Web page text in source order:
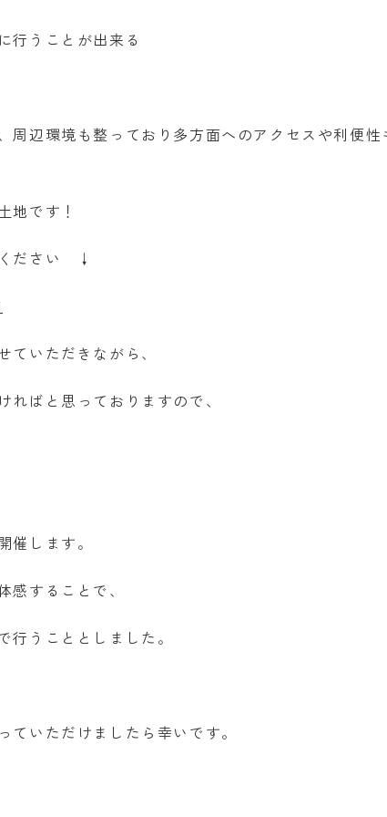
行うことが出来る
周辺環境も整っており多方面へのアクセスや利便性
地です！
ください ↓
いただきながら、
ばと思っておりますので、
します。
することで、
うこととしました。
いただけましたら幸いです。